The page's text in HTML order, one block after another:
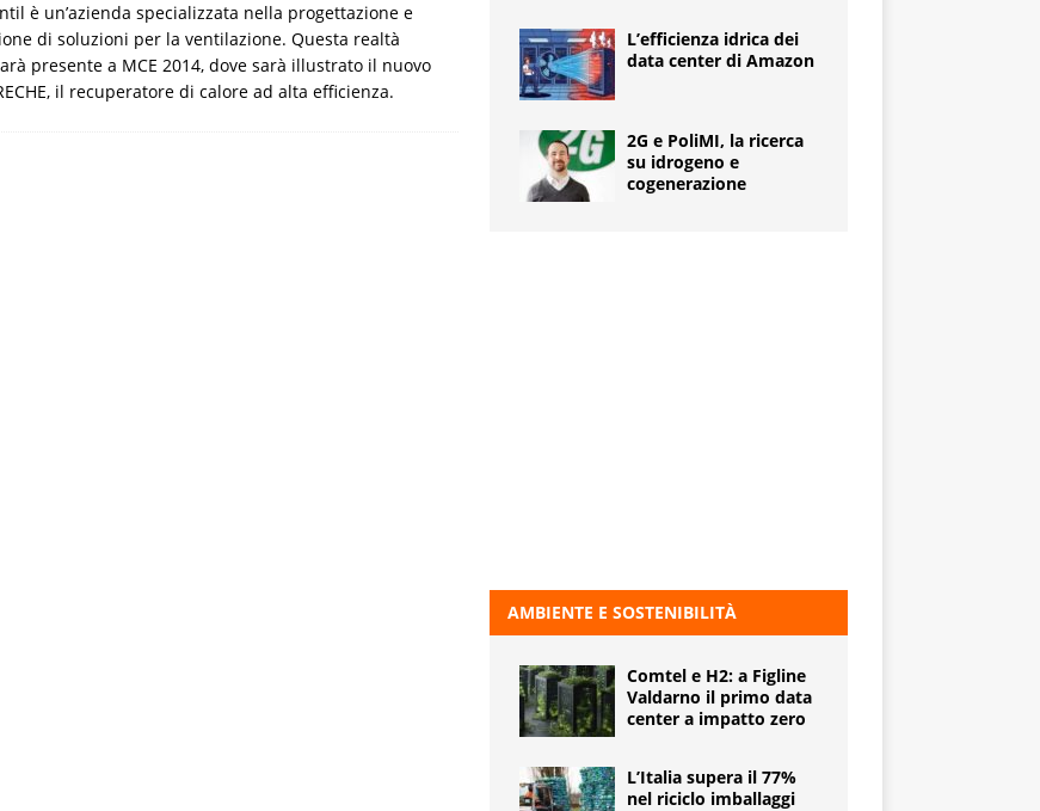
è un’azienda specializzata nella progettazione e
di soluzioni per la ventilazione. Questa realtà
presente a MCE 2014, dove sarà illustrato il nuovo
il recuperatore di calore ad alta efficienza.
L’efficienza idrica dei
data center di Amazon
2G e PoliMI, la ricerca
su idrogeno e
cogenerazione
AMBIENTE E SOSTENIBILITÀ
Comtel e H2: a Figline
Valdarno il primo data
center a impatto zero
L’Italia supera il 77%
nel riciclo imballaggi